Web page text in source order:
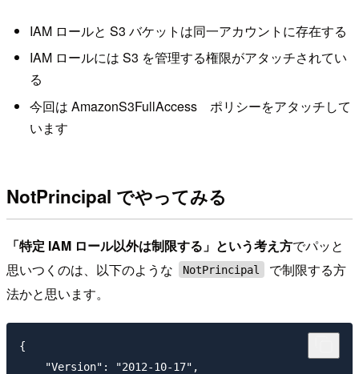
IAM ロールと S3 バケットは同一アカウントに存在する
IAM ロールには S3 を管理する権限がアタッチされてい
る
今回は AmazonS3FullAccess ポリシーをアタッチして
います
NotPrincipal でやってみる
「特定 IAM ロール以外は制限する」という考え方でパッと
思いつくのは、以下のような
NotPrincipal
で制限する方
法かと思います。
{
    "Version": "2012-10-17",